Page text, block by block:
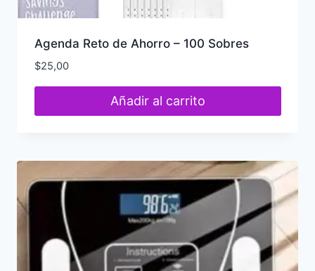
Agenda Reto de Ahorro – 100 Sobres
$25,00
Añadir al carrito